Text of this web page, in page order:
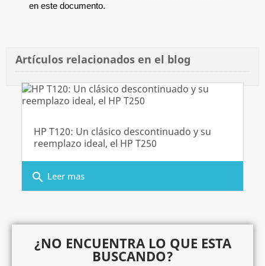
diciembre 30, 2021
noviembre 25, 2019
en este documento.
Artículos relacionados en el blog
HP T120: Un clásico descontinuado y su
reemplazo ideal, el HP T250
search Leer mas
¿NO ENCUENTRA LO QUE ESTA
BUSCANDO?